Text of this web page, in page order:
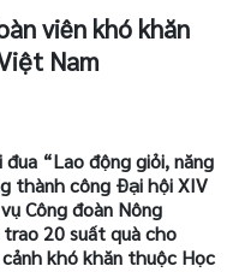
viên khó khăn
Nam
“Lao động giỏi, năng
thành công Đại hội XIV
Công đoàn Nông
20 suất quà cho
khó khăn thuộc Học